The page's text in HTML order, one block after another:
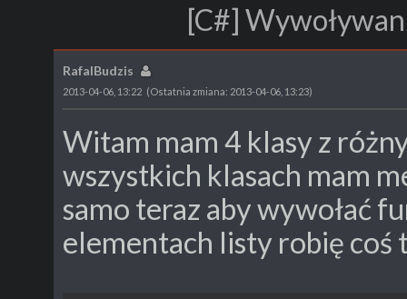
[C#]
RafalBudzis
2013-04-06, 13:22 (Ostatnia zmiana: 2013-04-06, 13:23)
Witam mam 4 klasy z
wszystkich klasach mam
samo teraz aby wywołać
elementach listy robię coś